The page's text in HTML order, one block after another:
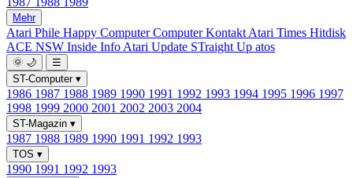
Mehr
Atari Phile Happy ComputerComputer Kontakt Atari Times Hitdisk
ACE NSW Inside Info Atari Update STraight Up atos
🌞 🌙
☰
ST-Computer ▾
1986 1987 1988 1989 1990 1991 1992 1993 1994 1995 1996 1997
1998 1999 2000 2001 2002 2003 2004
ST-Magazin ▾
1987 1988 1989 1990 1991 1992 1993
TOS ▾
1990 1991 1992 1993